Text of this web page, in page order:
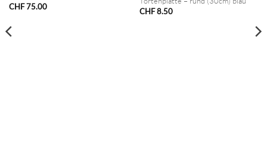
CHF75.00
CHF8.50